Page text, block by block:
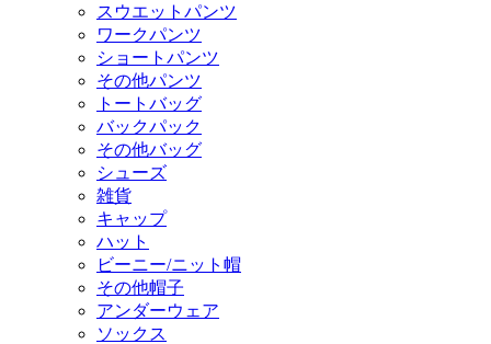
スウエットパンツ
ワークパンツ
ショートパンツ
その他パンツ
トートバッグ
バックパック
その他バッグ
シューズ
雑貨
キャップ
ハット
ビーニー/ニット帽
その他帽子
アンダーウェア
ソックス